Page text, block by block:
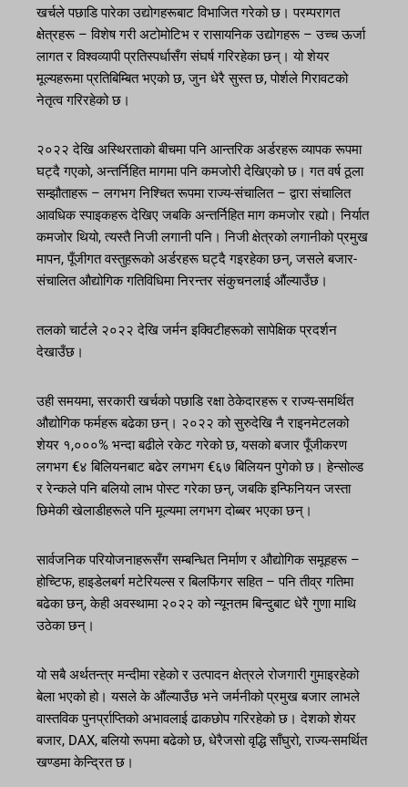
खर्चले पछाडि पारेका उद्योगहरूबाट विभाजित गरेको छ। परम्परागत
क्षेत्रहरू – विशेष गरी अटोमोटिभ र रासायनिक उद्योगहरू – उच्च ऊर्जा
लागत र विश्वव्यापी प्रतिस्पर्धासँग संघर्ष गरिरहेका छन्। यो शेयर
मूल्यहरूमा प्रतिबिम्बित भएको छ, जुन धेरै सुस्त छ, पोर्शले गिरावटको
नेतृत्व गरिरहेको छ।
२०२२ देखि अस्थिरताको बीचमा पनि आन्तरिक अर्डरहरू व्यापक रूपमा
घट्दै गएको, अन्तर्निहित मागमा पनि कमजोरी देखिएको छ। गत वर्ष ठूला
सम्झौताहरू – लगभग निश्चित रूपमा राज्य-संचालित – द्वारा संचालित
आवधिक स्पाइकहरू देखिए जबकि अन्तर्निहित माग कमजोर रह्यो। निर्यात
कमजोर थियो, त्यस्तै निजी लगानी पनि। निजी क्षेत्रको लगानीको प्रमुख
मापन, पूँजीगत वस्तुहरूको अर्डरहरू घट्दै गइरहेका छन्, जसले बजार-
संचालित औद्योगिक गतिविधिमा निरन्तर संकुचनलाई औंल्याउँछ।
तलको चार्टले २०२२ देखि जर्मन इक्विटीहरूको सापेक्षिक प्रदर्शन
देखाउँछ।
उही समयमा, सरकारी खर्चको पछाडि रक्षा ठेकेदारहरू र राज्य-समर्थित
औद्योगिक फर्महरू बढेका छन्। २०२२ को सुरुदेखि नै राइनमेटलको
शेयर १,०००% भन्दा बढीले रकेट गरेको छ, यसको बजार पूँजीकरण
लगभग €४ बिलियनबाट बढेर लगभग €६७ बिलियन पुगेको छ। हेन्सोल्ड
र रेन्कले पनि बलियो लाभ पोस्ट गरेका छन्, जबकि इन्फिनियन जस्ता
छिमेकी खेलाडीहरूले पनि मूल्यमा लगभग दोब्बर भएका छन्।
सार्वजनिक परियोजनाहरूसँग सम्बन्धित निर्माण र औद्योगिक समूहहरू –
होच्टिफ, हाइडेलबर्ग मटेरियल्स र बिलफिंगर सहित – पनि तीव्र गतिमा
बढेका छन्, केही अवस्थामा २०२२ को न्यूनतम बिन्दुबाट धेरै गुणा माथि
उठेका छन्।
यो सबै अर्थतन्त्र मन्दीमा रहेको र उत्पादन क्षेत्रले रोजगारी गुमाइरहेको
बेला भएको हो। यसले के औंल्याउँछ भने जर्मनीको प्रमुख बजार लाभले
वास्तविक पुनर्प्राप्तिको अभावलाई ढाकछोप गरिरहेको छ। देशको शेयर
बजार, DAX, बलियो रूपमा बढेको छ, धेरैजसो वृद्धि साँघुरो, राज्य-समर्थित
खण्डमा केन्द्रित छ।